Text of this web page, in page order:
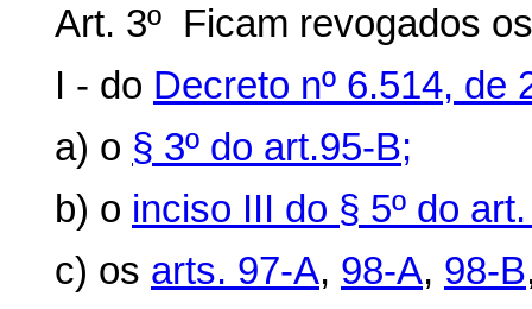
Art. 3º Ficam revogados
I - do Decreto nº 6.514, de
a) o § 3º do art.95-B;
b) o inciso III do § 5º do
c) os arts. 97-A, 98-A, 98-B